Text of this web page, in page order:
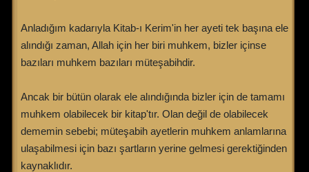
Anladığım kadarıyla Kitab-ı Kerim'in her ayeti tek başına ele
alındığı zaman, Allah için her biri muhkem, bizler içinse
bazıları muhkem bazıları müteşabihdir.
Ancak bir bütün olarak ele alındığında bizler için de tamamı
muhkem olabilecek bir kitap'tır. Olan değil de olabilecek
dememin sebebi; müteşabih ayetlerin muhkem anlamlarına
ulaşabilmesi için bazı şartların yerine gelmesi gerektiğinden
kaynaklıdır.